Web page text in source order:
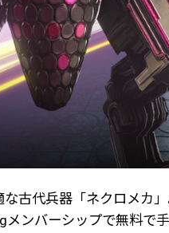
古代兵器「ネクロメ
ンバーシップで無料